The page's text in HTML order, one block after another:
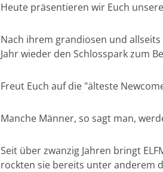
Heute präsentieren wir Euch
Nach ihrem grandiosen und
Jahr wieder den Schlosspark zum
Freut Euch auf die "älteste
Manche Männer, so sagt man,
Seit über zwanzig Jahren bringt
rockten sie bereits unter anderem